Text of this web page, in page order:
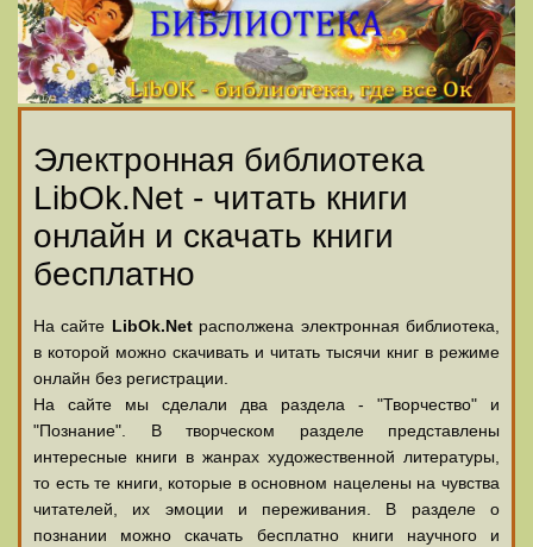
Электронная библиотека
LibOk.Net - читать книги
онлайн и скачать книги
бесплатно
На сайте LibOk.Netрасполжена электронная библиотека,
в которой можно скачивать и читать тысячи книг в режиме
онлайн без регистрации.
На сайте мы сделали два раздела - "Творчество" и
"Познание". В творческом разделе представлены
интересные книги в жанрах художественной литературы,
то есть те книги, которые в основном нацелены на чувства
читателей, их эмоции и переживания. В разделе о
познании можно скачать бесплатно книги научного и